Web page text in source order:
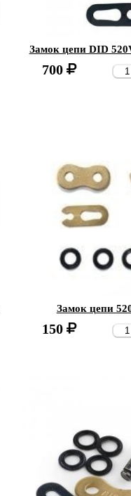
Замок цепи DID
700
Замок цепи
150